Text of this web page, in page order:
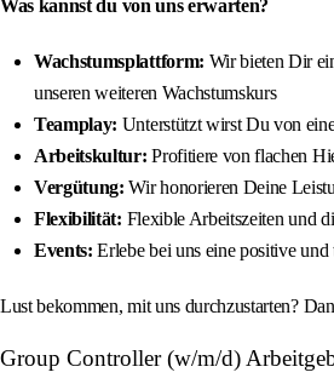
Was kannst du von uns erwarten?
Wachstumsplattform: Wir bieten Dir
unseren weiteren Wachstumskurs
Teamplay: Unterstützt wirst Du von
Arbeitskultur: Profitiere von flachen
Vergütung: Wir honorieren Deine
Flexibilität: Flexible Arbeitszeiten und
Events: Erlebe bei uns eine positive
Lust bekommen, mit uns durchzustarten?
Group Controller (w/m/d)